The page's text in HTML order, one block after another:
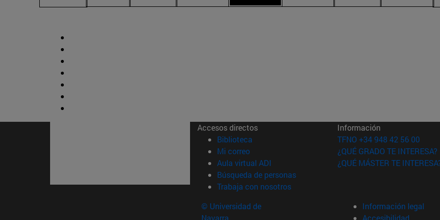
Accesos directos
Biblioteca (abre en nueva ventana)
Mi correo(abre en nueva ventana)
Aula virtual ADI (abre en nueva ventana)
Búsqueda de personas(abre en nueva ventana)
Trabaja con nosotros(abre en nueva ventana)
Información
TFNO +34 948 42 56 00
¿QUÉ GRADO TE INTERESA?
¿QUÉ MÁSTER TE
© Universidad de
Navarra
Información legal
Accesibilidad